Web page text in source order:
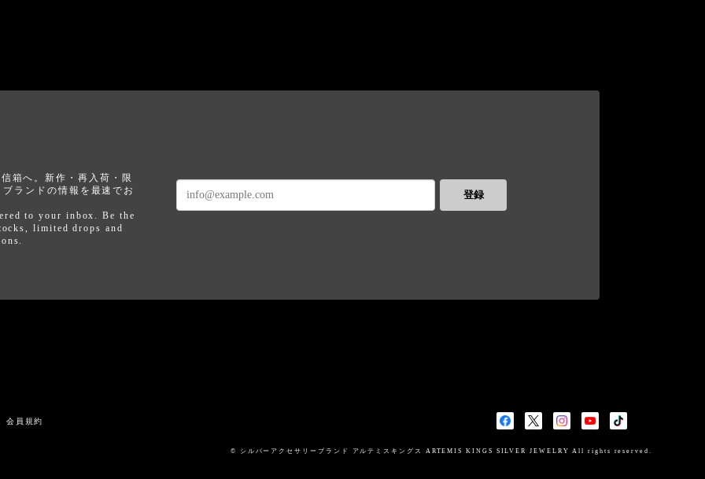
箱へ。新作・再入荷・限
ランドの情報を最速でお
to your inbox. Be the
limited drops and
登録
会員規約
© シルバーアクセサリーブランド アルテミスキングス ARTEMIS KINGS SILVER JEWELRY All rights reserved.